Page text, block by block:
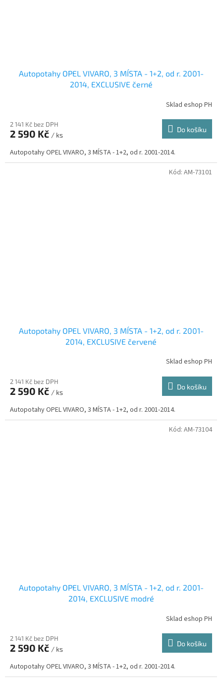
Autopotahy OPEL VIVARO, 3 MÍSTA - 1+2, od r. 2001-
2014, EXCLUSIVE černé
Sklad eshop PH
2 141 Kč bez DPH
2 590 Kč / ks
Do košíku
Autopotahy OPEL VIVARO, 3 MÍSTA - 1+2, od r. 2001-2014.
Autopotahy OPEL VIVARO, 3 MÍSTA - 1+2, od r. 2001-
2014, EXCLUSIVE červené
Sklad eshop PH
2 141 Kč bez DPH
2 590 Kč / ks
Do košíku
Autopotahy OPEL VIVARO, 3 MÍSTA - 1+2, od r. 2001-2014.
Kód: AM-73101
Autopotahy OPEL VIVARO, 3 MÍSTA - 1+2, od r. 2001-
2014, EXCLUSIVE modré
Sklad eshop PH
2 141 Kč bez DPH
2 590 Kč / ks
Do košíku
Autopotahy OPEL VIVARO, 3 MÍSTA - 1+2, od r. 2001-2014.
Kód: AM-73104